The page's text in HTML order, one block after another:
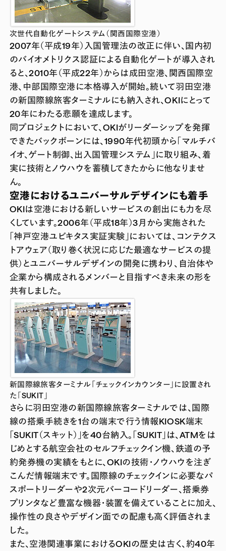
次世代自動化ゲートシステム（関西国際空港）
2007年（平成19年）入国管理法の改正に伴い、国内初
のバイオメトリクス認証による自動化ゲートが導入され
ると、2010年（平成22年）からは成田空港、関西国際空
港、中部国際空港に本格導入が開始。続いて羽田空港
の新国際線旅客ターミナルにも納入され、OKIにとって
20年にわたる悲願を達成します。
同プロジェクトにおいて、OKIがリーダーシップを発揮
できたバックボーンには、1990年代初頭から「マルチバ
イオ、ゲート制御、出入国管理システム」に取り組み、着
実に技術とノウハウを蓄積してきたからに他なりませ
ん。
空港におけるユニバーサルデザインにも着手
OKIは空港における新しいサービスの創出にも力を尽
くしています。2006年（平成18年）3月から実施された
「神戸空港ユビキタス実証実験」においては、コンテクス
トアウェア（取り巻く状況に応じた最適なサービスの提
供）とユニバーサルデザインの開発に携わり、自治体や
企業から構成されるメンバーと目指すべき未来の形を
共有しました。
新国際線旅客ターミナル「チェックインカウンター」に設置され
た「SUKIT」
さらに羽田空港の新国際線旅客ターミナルでは、国際
線の搭乗手続きを1台の端末で行う情報KIOSK端末
「SUKIT（スキット）」を40台納入。「SUKIT」は、ATMをは
じめとする航空会社のセルフチェックイン機、鉄道の予
約発券機の実績をもとに、OKIの技術・ノウハウを注ぎ
こんだ情報端末です。国際線のチェックインに必要なパ
スポートリーダーや2次元バーコードリーダー、搭乗券
プリンタなど豊富な機器・装置を備えていることに加え、
操作性の良さやデザイン面での配慮も高く評価されま
した。
また、空港関連事業におけるOKIの歴史は古く、約40年